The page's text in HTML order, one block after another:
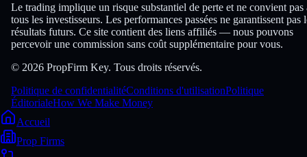
Le trading implique un risque substantiel de perte et ne convient pas
tous les investisseurs. Les performances passées ne garantissent pas
résultats futurs. Ce site contient des liens affiliés — nous pouvons
percevoir une commission sans coût supplémentaire pour vous.
© 2026 PropFirm Key. Tous droits réservés.
Politique de confidentialitéConditions d'utilisationPolitique
ÉditorialeHow We Make Money
Accueil
Prop Firms